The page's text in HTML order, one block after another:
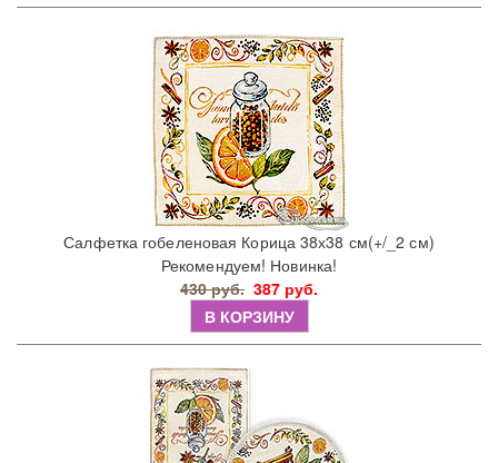
Салфетка гобеленовая Корица 38х38 см(+/_2 см)
Рекомендуем! Новинка!
430 руб. 387 руб.
В КОРЗИНУ